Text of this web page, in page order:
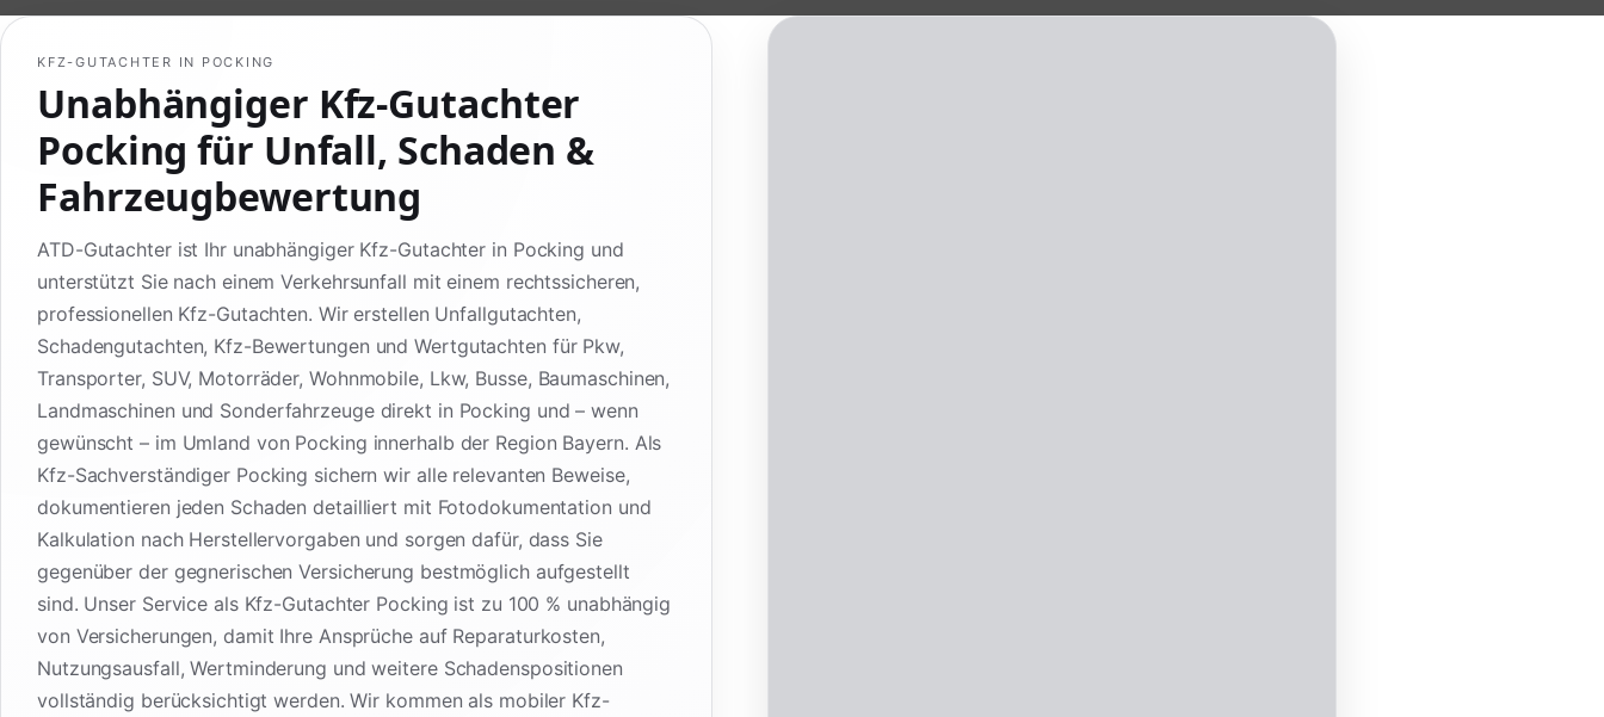
KFZ-GUTACHTER IN POCKING
Unabhängiger Kfz-Gutachter
Pocking für Unfall, Schaden &
Fahrzeugbewertung
ATD-Gutachter ist Ihr unabhängiger Kfz-Gutachter in Pocking und
unterstützt Sie nach einem Verkehrsunfall mit einem rechtssicheren,
professionellen Kfz-Gutachten. Wir erstellen Unfallgutachten,
Schadengutachten, Kfz-Bewertungen und Wertgutachten für Pkw,
Transporter, SUV, Motorräder, Wohnmobile, Lkw, Busse, Baumaschinen,
Landmaschinen und Sonderfahrzeuge direkt in Pocking und – wenn
gewünscht – im Umland von Pocking innerhalb der Region Bayern. Als
Kfz-Sachverständiger Pocking sichern wir alle relevanten Beweise,
dokumentieren jeden Schaden detailliert mit Fotodokumentation und
Kalkulation nach Herstellervorgaben und sorgen dafür, dass Sie
gegenüber der gegnerischen Versicherung bestmöglich aufgestellt
sind. Unser Service als Kfz-Gutachter Pocking ist zu 100 % unabhängig
von Versicherungen, damit Ihre Ansprüche auf Reparaturkosten,
Nutzungsausfall, Wertminderung und weitere Schadenspositionen
vollständig berücksichtigt werden. Wir kommen als mobiler Kfz-